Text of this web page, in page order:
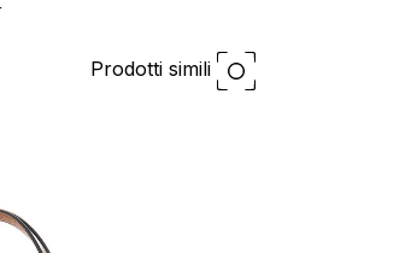
Prodotti simili